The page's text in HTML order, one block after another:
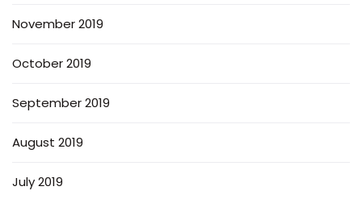
November 2019
October 2019
September 2019
August 2019
July 2019